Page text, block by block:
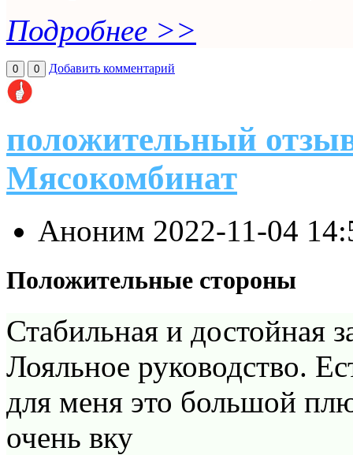
Подробнее >>
0 0 Добавить комментарий
положительный
Мясокомбинат
Аноним 2022-11-04
Положительные стороны
Стабильная и достойная
Лояльное руководство.
для меня это большой
очень вку